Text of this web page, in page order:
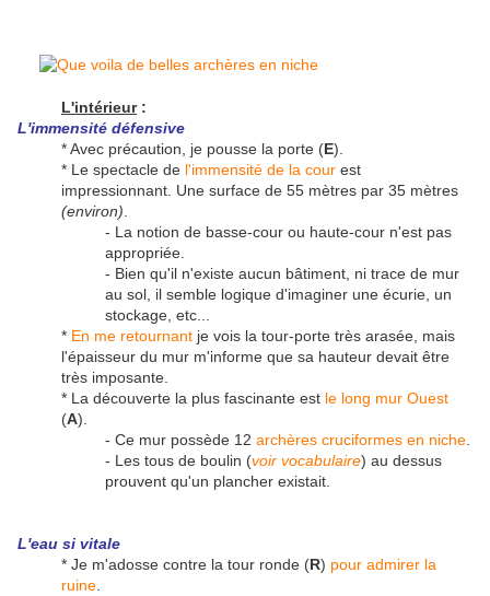
L'intérieur:
L'immensité défensive
* Avec précaution, je pousse la porte (E).
* Le spectacle de l'immensité de la cour est
impressionnant. Une surface de 55 mètres par 35 mètres
(environ)
- La notion de basse-cour ou haute-cour n'est pas
appropriée.
- Bien qu'il n'existe aucun bâtiment, ni trace de mur
au sol, il semble logique d'imaginer une écurie, un
stockage, etc...
* En me retournant je vois la tour-porte très arasée, mais
l'épaisseur du mur m'informe que sa hauteur devait être
très imposante.
* La découverte la plus fascinante est le long mur Ouest
(A).
- Ce mur possède 12 archères cruciformes en niche
- Les tous de boulin (voir vocabulaire) au dessus
prouvent qu'un plancher existait.
L'eau si vitale
* Je m'adosse contre la tour ronde (R) pour admirer la
ruine